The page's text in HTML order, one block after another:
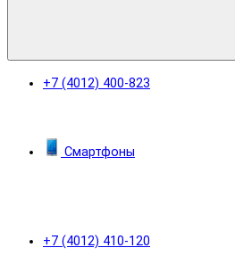
+7 (4012) 400-823
+7 (4012) 410-120
Смартфоны